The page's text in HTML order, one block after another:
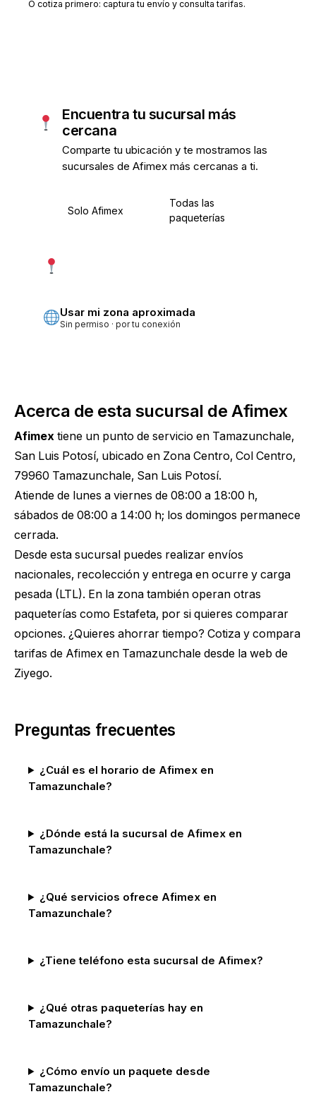
O cotiza primero: captura tu envío y consulta tarifas.
Encuentra tu sucursal más
cercana
Comparte tu ubicación y te mostramos las
sucursales de Afimex más cercanas a ti.
Solo Afimex
Todas las
paqueterías
Usar mi zona aproximada
Sin permiso · por tu conexión
Acerca de esta sucursal de Afimex
Afimex tiene un punto de servicio en Tamazunchale,
San Luis Potosí, ubicado en Zona Centro, Col Centro,
79960 Tamazunchale, San Luis Potosí.
Atiende de lunes a viernes de 08:00 a 18:00 h,
sábados de 08:00 a 14:00 h; los domingos permanece
cerrada.
Desde esta sucursal puedes realizar envíos
nacionales, recolección y entrega en ocurre y carga
pesada (LTL). En la zona también operan otras
paqueterías como Estafeta, por si quieres comparar
opciones. ¿Quieres ahorrar tiempo? Cotiza y compara
tarifas de Afimex en Tamazunchale desde la web de
Ziyego.
Preguntas frecuentes
¿Cuál es el horario de Afimex en
Tamazunchale?
¿Dónde está la sucursal de Afimex en
Tamazunchale?
¿Qué servicios ofrece Afimex en
Tamazunchale?
¿Tiene teléfono esta sucursal de Afimex?
¿Qué otras paqueterías hay en
Tamazunchale?
¿Cómo envío un paquete desde
Tamazunchale?